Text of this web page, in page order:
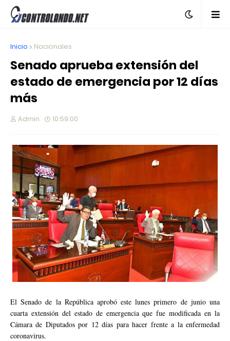
Inicio Nacionales
Senado aprueba extensión del
estado de emergencia por 12 días
más
Admin 10:59:00
El Senado de la República aprobó este lunes primero de junio una
cuarta extensión del estado de emergencia que fue modificada en la
Cámara de Diputados por 12 días para hacer frente a la enfermedad
coronavirus.